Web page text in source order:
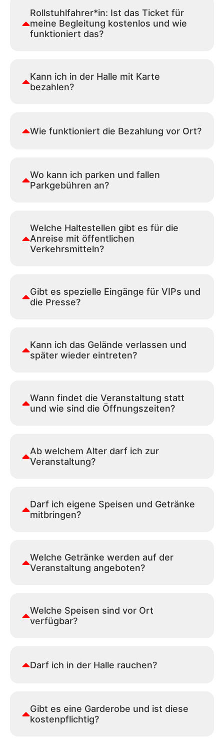
Rollstuhlfahrer*in: Ist das Ticket für
meine Begleitung kostenlos und wie
funktioniert das?
Kann ich in der Halle mit Karte
bezahlen?
Wie funktioniert die Bezahlung vor Ort?
Wo kann ich parken und fallen
Parkgebühren an?
Welche Haltestellen gibt es für die
Anreise mit öffentlichen
Verkehrsmitteln?
Gibt es spezielle Eingänge für VIPs und
die Presse?
Kann ich das Gelände verlassen und
später wieder eintreten?
Wann findet die Veranstaltung statt
und wie sind die Öffnungszeiten?
Ab welchem Alter darf ich zur
Veranstaltung?
Darf ich eigene Speisen und Getränke
mitbringen?
Welche Getränke werden auf der
Veranstaltung angeboten?
Welche Speisen sind vor Ort
verfügbar?
Darf ich in der Halle rauchen?
Gibt es eine Garderobe und ist diese
kostenpflichtig?